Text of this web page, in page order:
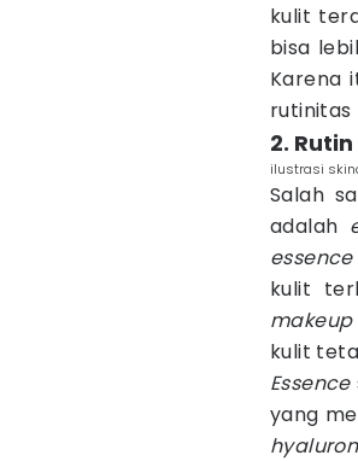
kulit
bisa
Karena
rutinitas
2.
ilustrasi
Salah
adalah
essence
kulit
makeup
kulit
Essence
yang